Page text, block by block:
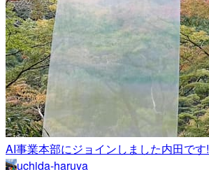
AI事業本部にジョインしました内田です!
uchida-haruya